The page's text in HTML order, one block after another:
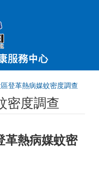
登革熱病媒蚊密度調查
密度調查
革熱病媒蚊密